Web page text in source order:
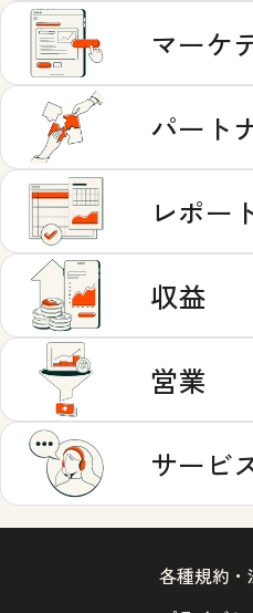
マーケ
パート
レポー
収益
営業
サービ
各種規約